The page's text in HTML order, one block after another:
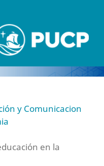
y Comunicacion
en la